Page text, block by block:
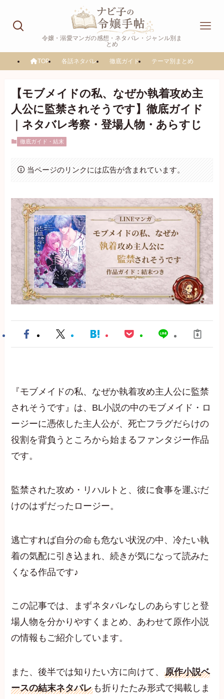
令嬢・溺愛マンガの感想・ネタバレ・ジャンル別ま
とめ
TOP 各話ネタバレ 徹底ガイド テーマ別まとめ
【モブメイドの私、なぜか執着攻め主
人公に監禁されそうです】徹底ガイド
｜ネタバレ考察・登場人物・あらすじ
徹底ガイド・結末
当ページのリンクには広告が含まれています。
『モブメイドの私、なぜか執着攻め主人公に監禁
されそうです』は、BL小説の中のモブメイド・ロ
ージーに憑依した主人公が、死亡フラグだらけの
役割を背負うところから始まるファンタジー作品
です。
監禁された攻め・リハルトと、彼に食事を運ぶだ
けのはずだったロージー。
逃亡すれば自分の命も危ない状況の中、冷たい執
着の気配に引き込まれ、続きが気になって読みた
くなる作品です♪
この記事では、まずネタバレなしのあらすじと登
場人物を分かりやすくまとめ、あわせて原作小説
の情報もご紹介しています。
また、後半では知りたい方に向けて、原作小説ベ
ースの結末ネタバレ も折りたたみ形式で掲載しま